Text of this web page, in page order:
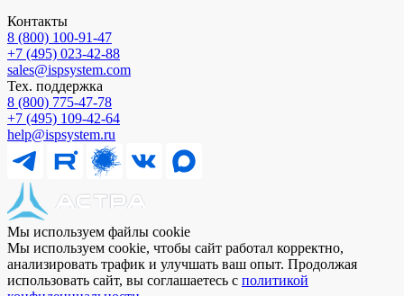
Контакты
8 (800) 100⁠-⁠91⁠-⁠47
+7 (495) 023⁠-⁠42⁠-⁠88
sales@ispsystem.com
Тех. поддержка
8 (800) 775⁠-⁠47⁠-⁠78
+7 (495) 109⁠-⁠42⁠-⁠64
help@ispsystem.ru
Мы используем файлы cookie
Мы используем cookie, чтобы сайт работал корректно,
анализировать трафик и улучшать ваш опыт. Продолжая
использовать сайт, вы соглашаетесь с политикой